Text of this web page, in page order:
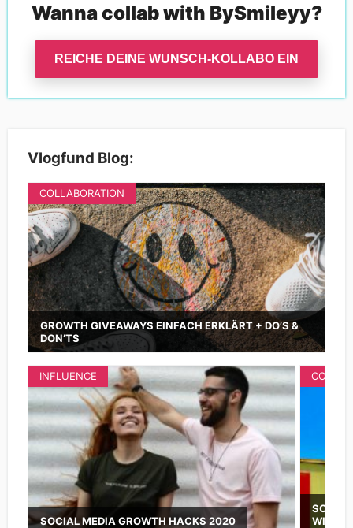
Wanna collab with BySmileyy?
REICHE DEINE WUNSCH-KOLLABO EIN
Vlogfund Blog:
GROWTH GIVEAWAYS EINFACH ERKLÄRT + DO’S &
DON’TS
COLLABORATION
SOCIAL MEDIA GROWTH HACKS 2020
INFLUENCE
SOCIAL